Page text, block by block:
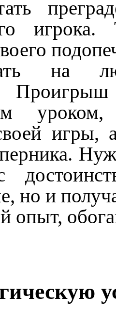
на
игры,
но и
опыт,